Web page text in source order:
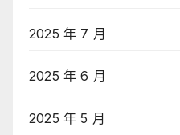
2025 年 7 月
2025 年 6 月
2025 年 5 月